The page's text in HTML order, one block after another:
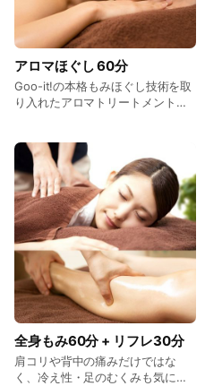
アロマほぐし 60分
Goo-it!の本格もみほぐし技術を取
り入れたアロマトリートメントで
ス。 こちらのメニューは女性セラ
ピストが担当いたしますので、女
性のお客様でも安心して施術をお
受けできます。もちろん男性のお
客様も大歓迎です。 料金：6,600
円（税込）
全身もみ60分 + リフレ30分
肩コリや背中の痛みだけではな
く、冷え性・足のむくみも気にな